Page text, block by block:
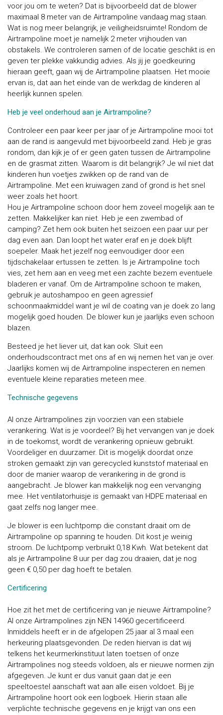
voor jou om te weten? Dat is bijvoorbeeld dat de blower
maximaal 8 meter van de Airtrampoline vandaag mag staan.
Wat is nog meer belangrijk, je veiligheidsruimte! Rondom de
Airtrampoline moet je namelijk 2 meter vrijhouden van
obstakels. We controleren samen of de locatie geschikt is en
geven ter plekke vakkundig advies. Als jij je goedkeuring
hieraan geeft, gaan wij de Airtrampoline plaatsen. Het mooie
ervan is, dat aan het einde van de werkdag de kinderen al
heerlijk kunnen spelen.
Heb je veel onderhoud aan je Airtrampoline?
Controleer een paar keer per jaar of je Airtrampoline mooi tot
aan de rand is aangevuld met bijvoorbeeld zand. Heb je gras
rondom, dan kijk je of er geen gaten tussen de Airtrampoline
en de grasmat zitten. Waarom is dit belangrijk? Je wil niet dat
kinderen hun voetjes zwikken op de rand van de
Airtrampoline. Met een kruiwagen zand of grond is het snel
weer zoals het hoort.
Hou je Airtrampoline schoon door hem zoveel mogelijk aan te
zetten. Makkelijker kan niet. Heb je een zwembad of
camping? Zet hem ook buiten het seizoen een paar uur per
dag even aan. Dan loopt het water eraf en je doek blijft
soepeler. Maak het jezelf nog eenvoudiger door een
tijdschakelaar ertussen te zetten. Is je Airtrampoline toch
vies, zet hem aan en veeg met een zachte bezem eventuele
bladeren er vanaf. Om de Airtrampoline schoon te maken,
gebruik je autoshampoo en geen agressief
schoonmaakmiddel want je wil de coating van je doek zo lang
mogelijk goed houden. De blower kun je jaarlijks even schoon
blazen.
Besteed je het liever uit, dat kan ook. Sluit een
onderhoudscontract met ons af en wij nemen het van je over.
Jaarlijks komen wij de Airtrampoline inspecteren en nemen
eventuele kleine reparaties meteen mee.
Technische gegevens
Al onze Airtrampolines zijn voorzien van een stabiele
verankering. Wat is je voordeel? Bij het vervangen van je doek
in de toekomst, wordt de verankering opnieuw gebruikt.
Voordeliger en duurzamer. Dit is mogelijk doordat onze
stroken gemaakt zijn van gerecycled kunststof materiaal en
door de manier waarop de verankering in de grond is
aangebracht. Je blower kan makkelijk nog een vervanging
mee. Het ventilatorhuisje is gemaakt van HDPE materiaal en
gaat zelfs nog langer mee.
Je blower is een luchtpomp die constant draait om de
Airtrampoline op spanning te houden. Dit kost je weinig
stroom. De luchtpomp verbruikt 0,18 Kwh. Wat betekent dat
als je Airtrampoline 8 uur per dag zou draaien, dat je nog
geen € 0,50 per dag hoeft te betalen.
Certificering
Hoe zit het met de certificering van je nieuwe Airtrampoline?
Al onze Airtrampolines zijn NEN 14960 gecertificeerd.
Inmiddels heeft er in de afgelopen 25 jaar al 3 maal een
herkeuring plaatsgevonden. De reden hiervan is dat wij
telkens het keurmerkinstituut laten toetsen of onze
Airtrampolines nog steeds voldoen, als er nieuwe normen zijn
afgegeven. Je kunt er dus vanuit gaan dat je een
speeltoestel aanschaft wat aan alle eisen voldoet. Bij je
Airtrampoline hoort ook een logboek. Hierin staan alle
verplichte technische gegevens en je krijgt van ons een